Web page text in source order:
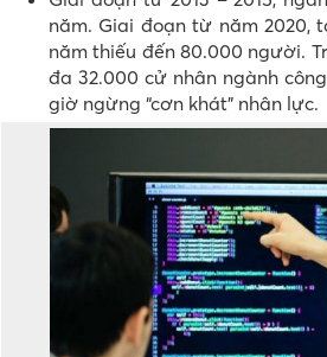
năm. Giai đoạn từ năm 2020,
năm thiếu đến 80.000 người.
đa 32.000 cử nhân ngành
giờ ngừng “cơn khát” nhân lực.